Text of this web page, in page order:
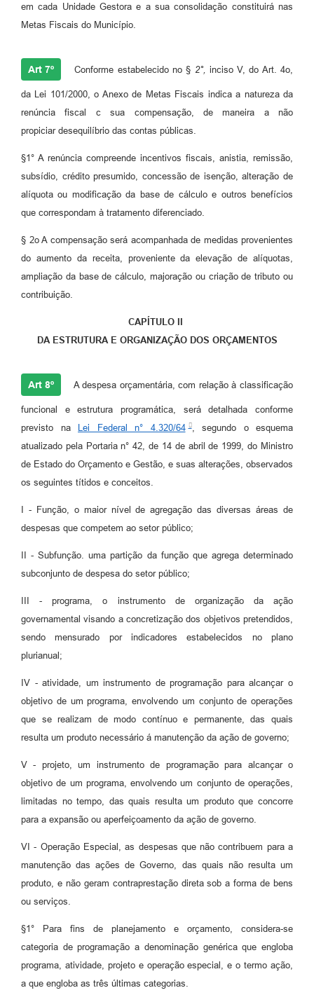
em cada Unidade Gestora e a sua consolidação constituirá nas
Metas Fiscais do Município.
Art 7º Conforme estabelecido no § 2°, inciso V, do Art. 4o,
da Lei 101/2000, o Anexo de Metas Fiscais indica a natureza da
renúncia fiscal c sua compensação, de maneira a não
propiciar desequilíbrio das contas públicas.
§1° A renúncia compreende incentivos fiscais, anistia, remissão,
subsídio, crédito presumido, concessão de isenção, alteração de
alíquota ou modificação da base de cálculo e outros benefícios
que correspondam à tratamento diferenciado.
§ 2o A compensação será acompanhada de medidas provenientes
do aumento da receita, proveniente da elevação de alíquotas,
ampliação da base de cálculo, majoração ou criação de tributo ou
contribuição.
CAPÍTULO II
DA ESTRUTURA E ORGANIZAÇÃO DOS ORÇAMENTOS
Art 8º A despesa orçamentária, com relação à classificação
funcional e estrutura programática, será detalhada conforme
previsto na
Lei Federal n° 4.320/64 , segundo o esquema
atualizado pela Portaria n° 42, de 14 de abril de 1999, do Ministro
de Estado do Orçamento e Gestão, e suas alterações, observados
os seguintes títidos e conceitos.
I - Função, o maior nível de agregação das diversas áreas de
despesas que competem ao setor público;
II - Subfunção. uma partição da função que agrega determinado
subconjunto de despesa do setor público;
III - programa, o instrumento de organização da ação
governamental visando a concretização dos objetivos pretendidos,
sendo mensurado por indicadores estabelecidos no plano
plurianual;
IV - atividade, um instrumento de programação para alcançar o
objetivo de um programa, envolvendo um conjunto de operações
que se realizam de modo contínuo e permanente, das quais
resulta um produto necessário á manutenção da ação de governo;
V - projeto, um instrumento de programação para alcançar o
objetivo de um programa, envolvendo um conjunto de operações,
limitadas no tempo, das quais resulta um produto que concorre
para a expansão ou aperfeiçoamento da ação de governo.
VI - Operação Especial, as despesas que não contribuem para a
manutenção das ações de Governo, das quais não resulta um
produto, e não geram contraprestação direta sob a forma de bens
ou serviços.
§1° Para fins de planejamento e orçamento, considera-se
categoria de programação a denominação genérica que engloba
programa, atividade, projeto e operação especial, e o termo ação,
a que engloba as três últimas categorias.